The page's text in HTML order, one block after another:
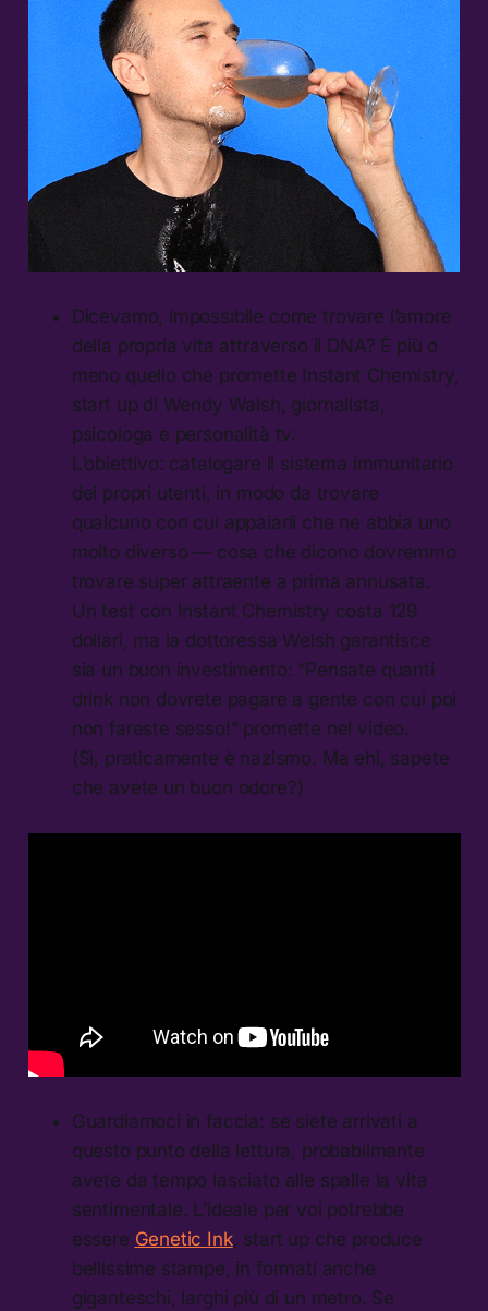
Dicevamo, impossibile come trovare l’amore
della propria vita attraverso il DNA? È più o
meno quello che promette Instant Chemistry,
start up di Wendy Walsh, giornalista,
psicologa e personalità tv.
L’obiettivo: catalogare il sistema immunitario
dei propri utenti, in modo da trovare
qualcuno con cui appaiarli che ne abbia uno
molto diverso — cosa che dicono dovremmo
trovare super attraente a prima annusata.
Un test con Instant Chemistry costa 129
dollari, ma la dottoressa Welsh garantisce
sia un buon investimento: “Pensate quanti
drink non dovrete pagare a gente con cui poi
non fareste sesso!” promette nel video.
(Sì, praticamente è nazismo. Ma ehi, sapete
che avete un buon odore?)
Guardiamoci in faccia: se siete arrivati a
questo punto della lettura, probabilmente
avete da tempo lasciato alle spalle la vita
sentimentale. L’ideale per voi potrebbe
essere Genetic Ink, start up che produce
bellissime stampe, in formati anche
giganteschi, larghi più di un metro. Se